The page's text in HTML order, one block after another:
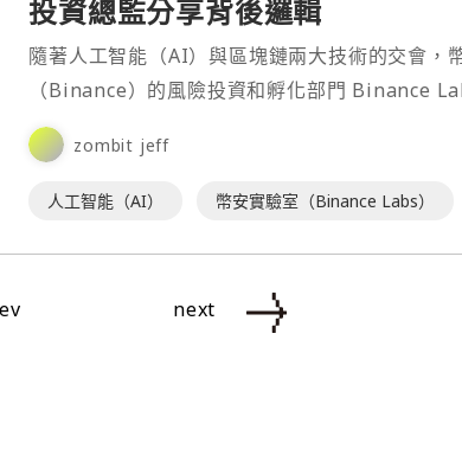
投資總監分享背後邏輯
隨著人工智能（AI）與區塊鏈兩大技術的交會，
（Binance）的風險投資和孵化部門 Binance
資於專注人工智能（AI）板塊的新創公司。⋯
zombit jeff
人工智能（AI） 幣安實驗室（Binance Labs）
next